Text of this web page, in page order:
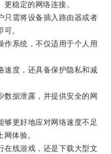
稳定的网络连接。
需将设备插入路由器或者
。
系统，不仅适用于个人用
度，还具备保护隐私和减
据泄露，并提供安全的网
更好地应对网络速度不足
体验。
线游戏，还是下载大型文